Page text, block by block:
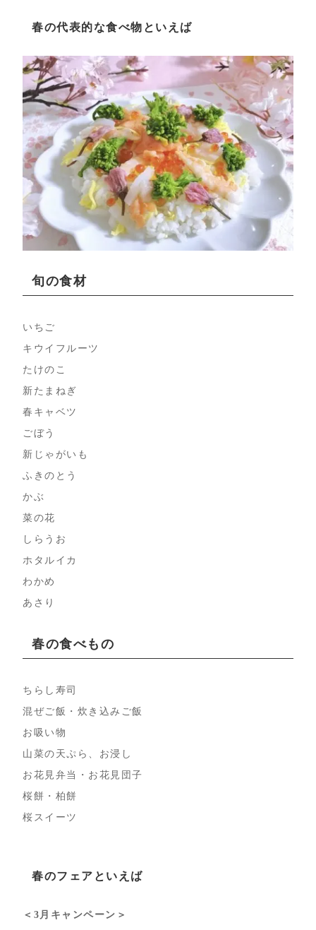
春の代表的な食べ物といえば
旬の食材
いちご
キウイフルーツ
たけのこ
新たまねぎ
春キャベツ
ごぼう
新じゃがいも
ふきのとう
かぶ
菜の花
しらうお
ホタルイカ
わかめ
あさり
春の食べもの
ちらし寿司
混ぜご飯・炊き込みご飯
お吸い物
山菜の天ぷら、お浸し
お花見弁当・お花見団子
桜餅・柏餅
桜スイーツ
春のフェアといえば
＜3月キャンペーン＞